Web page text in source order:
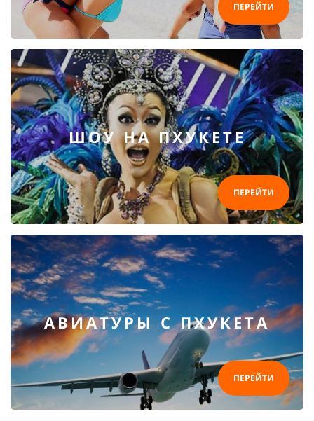
ПЕРЕЙТИ
ШОУ НА ПХУКЕТЕ
ПЕРЕЙТИ
АВИАТУРЫ С ПХУКЕТА
ПЕРЕЙТИ